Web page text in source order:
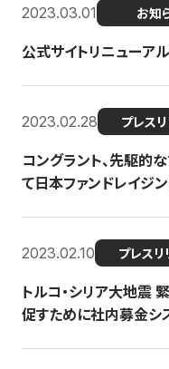
2023.03.01 お知
公式サイトリニューア
2023.02.28 プレス
コングラント、先駆的
て日本ファンドレイジ
2023.02.10 プレスリ
トルコ・シリア大地震
促すために社内募金シ